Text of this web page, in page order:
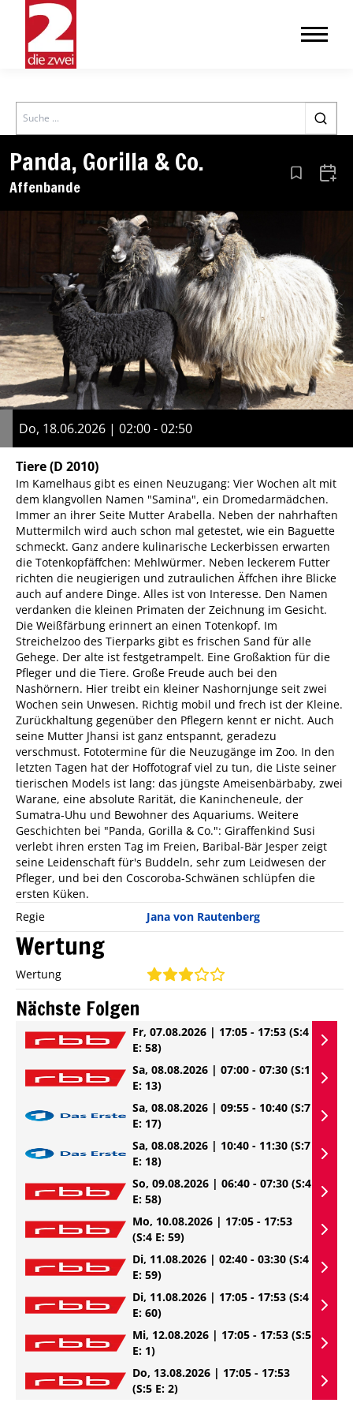
Search
Panda, Gorilla & Co.
Affenbande Aus den
Do, 18.06.2026 | 02:00 - 02:50
Tiere(D 2010)
Im Kamelhaus gibt es einen Neuzugang: Vier Wochen alt mit
dem klangvollen Namen "Samina", ein Dromedarmädchen.
Immer an ihrer Seite Mutter Arabella. Neben der nahrhaften
Muttermilch wird auch schon mal getestet, wie ein Baguette
schmeckt. Ganz andere kulinarische Leckerbissen erwarten
die Totenkopfäffchen: Mehlwürmer. Neben leckerem Futter
richten die neugierigen und zutraulichen Äffchen ihre Blicke
auch auf andere Dinge. Alles ist von Interesse. Den Namen
verdanken die kleinen Primaten der Zeichnung im Gesicht.
Die Weißfärbung erinnert an einen Totenkopf. Im
Streichelzoo des Tierparks gibt es frischen Sand für alle
Gehege. Der alte ist festgetrampelt. Eine Großaktion für die
Pfleger und die Tiere. Große Freude auch bei den
Nashörnern. Hier treibt ein kleiner Nashornjunge seit zwei
Wochen sein Unwesen. Richtig mobil und frech ist der Kleine.
Zurückhaltung gegenüber den Pflegern kennt er nicht. Auch
seine Mutter Jhansi ist ganz entspannt, geradezu
verschmust. Fototermine für die Neuzugänge im Zoo. In den
letzten Tagen hat der Hoffotograf viel zu tun, die Liste seiner
tierischen Models ist lang: das jüngste Ameisenbärbaby, zwei
Warane, eine absolute Rarität, die Kanincheneule, der
Sumatra-Uhu und Bewohner des Aquariums. Weitere
Geschichten bei "Panda, Gorilla & Co.": Giraffenkind Susi
verlebt ihren ersten Tag im Freien, Baribal-Bär Jesper zeigt
seine Leidenschaft für's Buddeln, sehr zum Leidwesen der
Pfleger, und bei den Coscoroba-Schwänen schlüpfen die
ersten Küken.
Regie
Jana von Rautenberg
Wertung
Wertung
Nächste Folgen
Fr, 07.08.2026 | 17:05 - 17:53 (S:4
E: 58)
Sa, 08.08.2026 | 07:00 - 07:30 (S:1
E: 13)
Sa, 08.08.2026 | 09:55 - 10:40 (S:7
E: 17)
Sa, 08.08.2026 | 10:40 - 11:30 (S:7
E: 18)
So, 09.08.2026 | 06:40 - 07:30 (S:4
E: 58)
Mo, 10.08.2026 | 17:05 - 17:53
(S:4 E: 59)
Di, 11.08.2026 | 02:40 - 03:30 (S:4
E: 59)
Di, 11.08.2026 | 17:05 - 17:53 (S:4
E: 60)
Mi, 12.08.2026 | 17:05 - 17:53 (S:5
E: 1)
Do, 13.08.2026 | 17:05 - 17:53
(S:5 E: 2)